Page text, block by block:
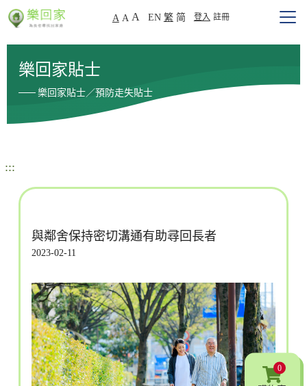
A A A EN 繁 简 登入 註冊
樂回家貼士
樂回家貼士／預防走失貼士
:::
與鄰舍保持密切溝通有助尋回長者
2023-02-11
0